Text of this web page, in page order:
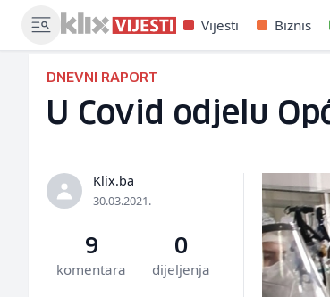
Vijesti Biznis
DNEVNI RAPORT
U Covid odjelu
Klix.ba
30.03.2021.
9
komentara
0
dijeljenja